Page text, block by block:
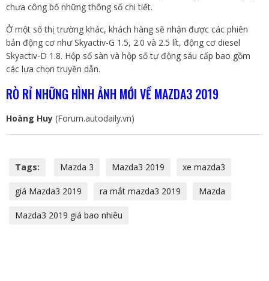
chưa công bố những thông số chi tiết.
Ở một số thị trường khác, khách hàng sẽ nhận được các phiên
bản động cơ như Skyactiv-G 1.5, 2.0 và 2.5 lít, động cơ diesel
Skyactiv-D 1.8. Hộp số sàn và hộp số tự động sáu cấp bao gồm
các lựa chọn truyền dẫn.
RÒ RỈ NHỮNG HÌNH ẢNH MỚI VỀ MAZDA3 2019
Hoàng Huy (Forum.autodaily.vn)
Tags: Mazda 3 Mazda3 2019 xe mazda3
giá Mazda3 2019 ra mắt mazda3 2019 Mazda
Mazda3 2019 giá bao nhiêu